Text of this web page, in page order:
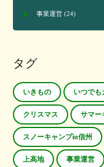
事業運営(24)
タグ
いきもの いつでも
クリスマス サマー
スノーキャンプin信州
上高地 事業運営